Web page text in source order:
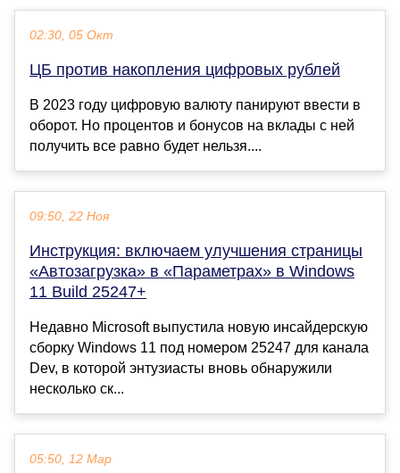
02:30, 05 Окт
ЦБ против накопления цифровых рублей
В 2023 году цифровую валюту панируют ввести в
оборот. Но процентов и бонусов на вклады с ней
получить все равно будет нельзя....
09:50, 22 Ноя
Инструкция: включаем улучшения страницы
«Автозагрузка» в «Параметрах» в Windows
11 Build 25247+
Недавно Microsoft выпустила новую инсайдерскую
сборку Windows 11 под номером 25247 для канала
Dev, в которой энтузиасты вновь обнаружили
несколько ск...
05:50, 12 Мар